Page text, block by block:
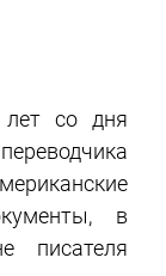
лет со дня
в
писателя